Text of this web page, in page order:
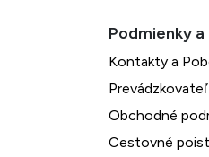
Kontakty a
Obchodné
Cestovné